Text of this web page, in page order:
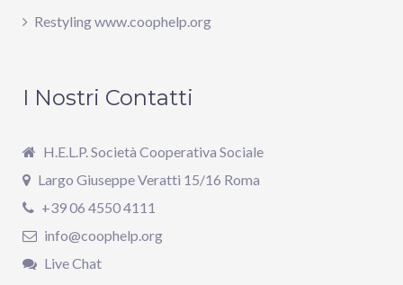
Restyling www.coophelp.org
I Nostri Contatti
H.E.L.P. Società Cooperativa Sociale
Largo Giuseppe Veratti 15/16 Roma
+39 06 4550 4111
info@coophelp.org
Live Chat